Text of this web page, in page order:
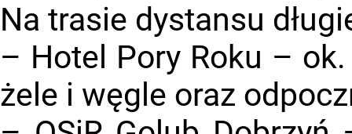
Na trasie dystansu
– Hotel Pory Roku –
żele i węgle oraz